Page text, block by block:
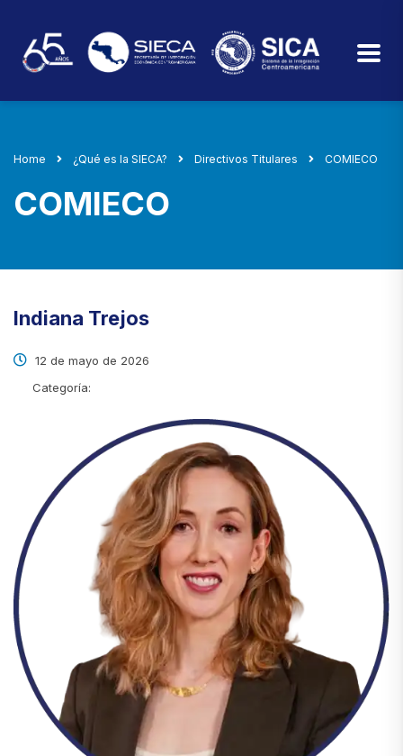
Home ¿Qué es la SIECA? Directivos Titulares COMIECO
COMIECO
Indiana Trejos
12 de mayo de 2026
Categoría: